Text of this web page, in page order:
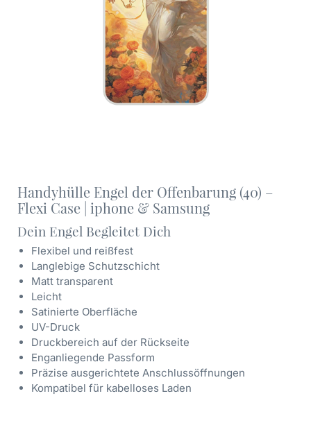
Handyhülle Engel der Offenbarung (40) –
Flexi Case | iphone & Samsung
Dein Engel Begleitet Dich
Flexibel und reißfest
Langlebige Schutzschicht
Matt transparent
Leicht
Satinierte Oberfläche
UV-Druck
Druckbereich auf der Rückseite
Enganliegende Passform
Präzise ausgerichtete Anschlussöffnungen
Kompatibel für kabelloses Laden